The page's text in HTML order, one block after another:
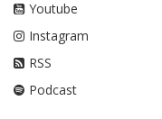
Youtube
Instagram
RSS
Podcast